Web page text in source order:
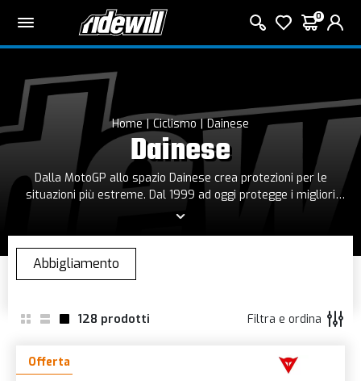
0
Home Ciclismo Dainese
Dainese
Dalla MotoGP allo spazio Dainese crea protezioni per le
situazioni più estreme. Dal 1999 ad oggi protegge i migliori
atleti MTB, tra cui il pluripremiato Shaun Palmer. Noi di
Che sia per il Trial, Enduro o Downhill, scegli l’innovativo
equipaggiamento protettivo Dainese Bike: maglie, pantaloni,
ginocchiere e calze, antivento ed impermeabili che ti
128 prodotti Filtra e ordina
Offerta